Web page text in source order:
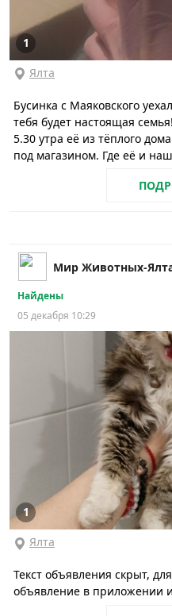
1
Ялта
Бусинка с Маяковского
тебя будет настоящая
5.30 утра её из тёплого
под магазином. Где её и
Мир Животных-
Найдены
05 декабря 10:29
1
Ялта
Текст объявления скрыт,
объявление в приложении